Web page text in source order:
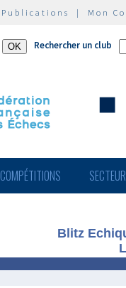
Publications | Mon
Rechercher un club
COMPÉTITIONS
Blitz